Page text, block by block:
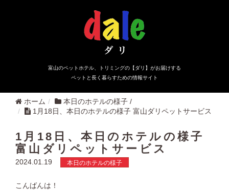
富山のペットホテル、トリミングの【ダリ】がお届けする
ペットと長く暮らすための情報サイト
ホーム 本日のホテルの様子 /
1月18日、本日のホテルの様子 富山ダリペットサービス
1月18日、本日のホテルの様子
富山ダリペットサービス
2024.01.19 本日のホテルの様子
こんばんは！